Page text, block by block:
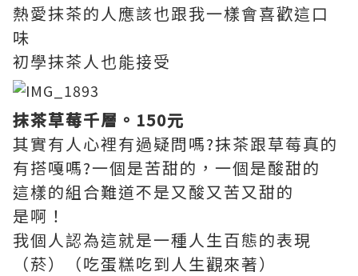
熱愛抹茶的人應該也跟我一樣會喜歡這口
味
初學抹茶人也能接受
抹茶草莓千層。150元
其實有人心裡有過疑問嗎?抹茶跟草莓真的
有搭嘎嗎?一個是苦甜的，一個是酸甜的
這樣的組合難道不是又酸又苦又甜的
是啊！
我個人認為這就是一種人生百態的表現
（菸）（吃蛋糕吃到人生觀來著）